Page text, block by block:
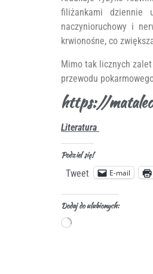
filiżankami dziennie
naczynioruchowy i
krwionośne, co
Mimo tak licznych
przewodu
https://
Literatura
Podziel się!
Tweet E-mail
Dodaj do ulubionych: